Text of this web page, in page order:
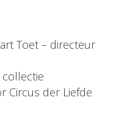
Toet – directeur
Circus der Liefde